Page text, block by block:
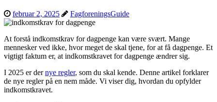
februar 2, 2025 FagforeningsGuide
At forstå indkomstkrav for dagpenge kan være svært. Mange
mennesker ved ikke, hvor meget de skal tjene, for at få dagpenge. Et
vigtigt faktum er, at indkomstkravet for dagpenge ændrer sig.
I 2025 er dernye regler, som du skal kende. Denne artikel forklarer
de nye regler på en nem måde. Vi viser dig, hvordan du opfylder
indkomstkravet.